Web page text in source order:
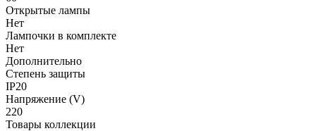
Открытые лампы
Нет
Лампочки в комплекте
Нет
Дополнительно
Степень защиты
IP20
Напряжение (V)
220
Товары коллекции